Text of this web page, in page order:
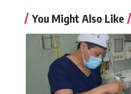
You Might Also Like